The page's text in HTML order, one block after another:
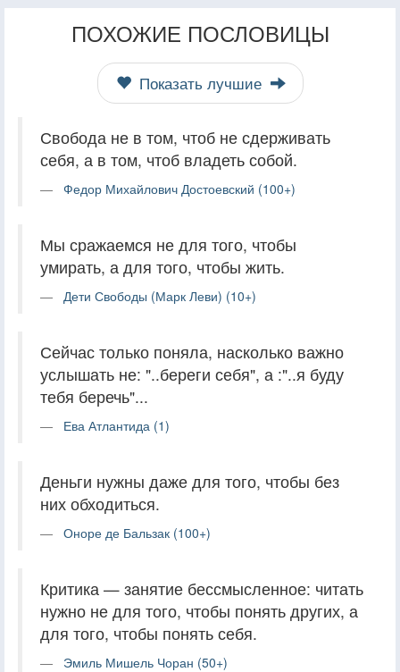
ПОХОЖИЕ ПОСЛОВИЦЫ
Показать лучшие
Свобода не в том, чтоб не сдерживать
себя, а в том, чтоб владеть собой.
Федор Михайлович Достоевский (100+)
Мы сражаемся не для того, чтобы
умирать, а для того, чтобы жить.
Дети Свободы (Марк Леви) (10+)
Сейчас только поняла, насколько важно
услышать не: "..береги себя", а :"..я буду
тебя беречь"...
Ева Атлантида (1)
Деньги нужны даже для того, чтобы без
них обходиться.
Оноре де Бальзак (100+)
Критика — занятие бессмысленное: читать
нужно не для того, чтобы понять других, а
для того, чтобы понять себя.
Эмиль Мишель Чоран (50+)